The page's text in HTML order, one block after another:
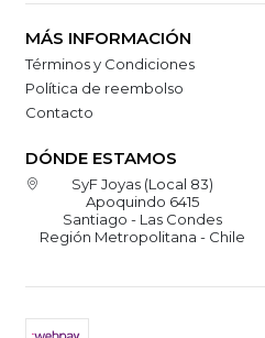
MÁS INFORMACIÓN
Términos y Condiciones
Política de reembolso
Contacto
DÓNDE ESTAMOS
SyF Joyas (Local 83)
Apoquindo 6415
Santiago - Las Condes
Región Metropolitana - Chile